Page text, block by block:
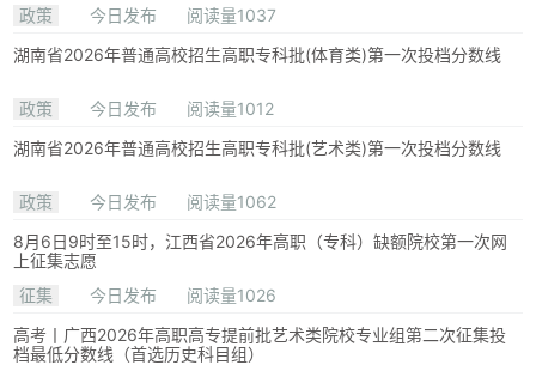
政策
今日发布
阅读量1037
湖南省2026年普通高校招生高职专科批(体育类)第一次投档分数线
政策 今日发布
阅读量1012
湖南省2026年普通高校招生高职专科批(艺术类)第一次投档分数线
政策 今日发布
阅读量1062
8月6日9时至15时，江西省2026年高职（专科）缺额院校第一次网
上征集志愿
征集
今日发布
阅读量1026
高考丨广西2026年高职高专提前批艺术类院校专业组第二次征集投
档最低分数线（首选历史科目组）